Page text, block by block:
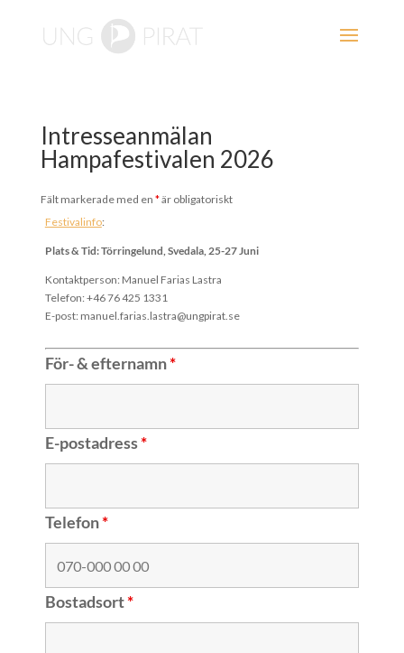
Intresseanmälan
Hampafestivalen 2026
Fält markerade med en *är obligatoriskt
Festivalinfo:
Plats & Tid: Törringelund, Svedala, 25-27 Juni
Kontaktperson: Manuel Farias Lastra
Telefon: +46 76 425 1331
E-post: manuel.farias.lastra@ungpirat.se
För- & efternamn*
E-postadress*
Telefon*
Bostadsort*